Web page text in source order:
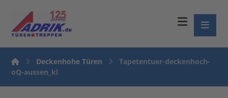
Deckenhohe Türen
Tapetentuer-deckenhoch-
oQ-aussen_kl